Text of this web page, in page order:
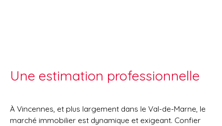
Une estimation professionnelle
À Vincennes, et plus largement dans le Val-de-Marne, le
marché immobilier est dynamique et exigeant. Confier